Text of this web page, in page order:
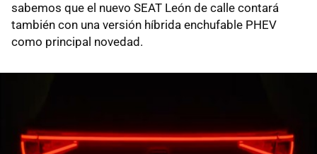
sabemos que el nuevo SEAT León de calle contará
también con una versión híbrida enchufable PHEV
como principal novedad.